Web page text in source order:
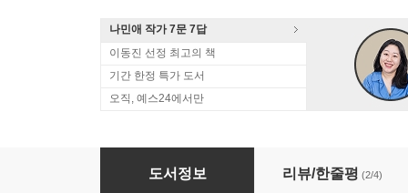
나민애 작가 7문 7답
이동진 선정 최고의 책
기간 한정 특가 도서
오직, 예스24에서만
산티아고 길에서 나를 만나다
도서정보 리뷰/한줄평 (2/4)